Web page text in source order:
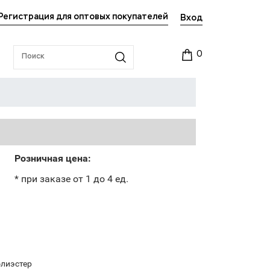
для оптовых покупателей Вход
0
Розничная цена:
* при заказе от 1 до 4 ед.